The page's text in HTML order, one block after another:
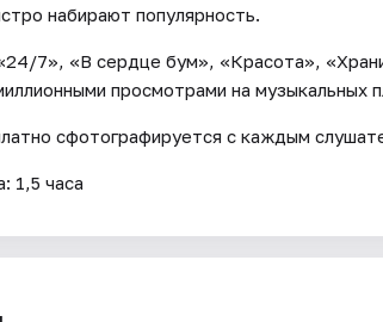
набирают популярность.
7», «В сердце бум», «Красота»,
просмотрами на музыкальных
сфотографируется с каждым
1,5 часа